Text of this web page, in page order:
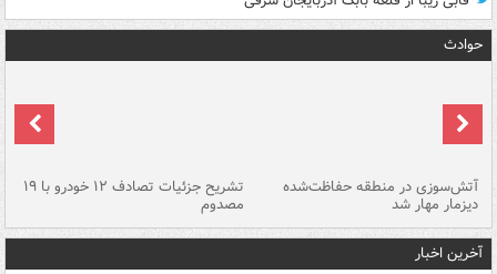
حوادث
آتش‌سوزی در منطقه حفاظت‌شده
دیزمار مهار شد
تشریح جزئیات تصادف ۱۲ خودرو با ۱۹
مصدوم
آخرین اخبار